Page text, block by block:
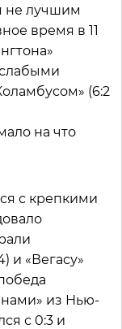
не лучшим
время в 11
(6:2
на что
с крепкими
и «Вегасу»
из Нью-
с 0:3 и